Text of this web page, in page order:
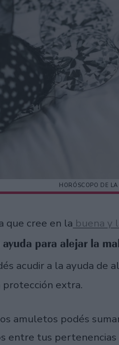
HORÓSCOPO DE
que cree en la buena y
para alejar la
acudir a la ayuda
extra.
amuletos podés
entre tus